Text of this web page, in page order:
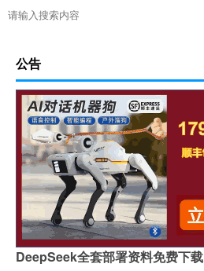
公告
DeepSeek全套部署资料免费下载